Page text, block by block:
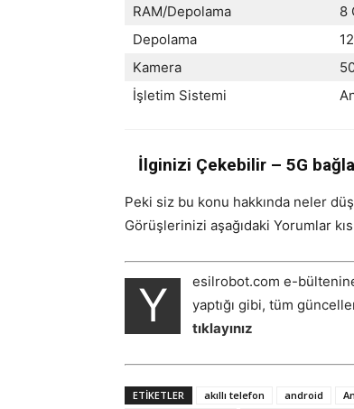
RAM/Depolama
8
Depolama
Kamera
İşletim Sistemi
İlginizi Çekebilir – 5G
Peki siz bu konu hakkında neler
Görüşlerinizi aşağıdaki Yorumlar
Y
esilrobot.com e-
yaptığı gibi, tüm
tıklayınız
ETIKETLER akıllı telefon android